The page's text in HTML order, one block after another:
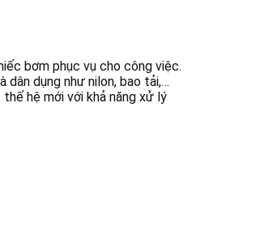
bơm phục vụ cho công việc.
dân dụng như nilon, bao tải,…
hệ mới với khả năng xử lý